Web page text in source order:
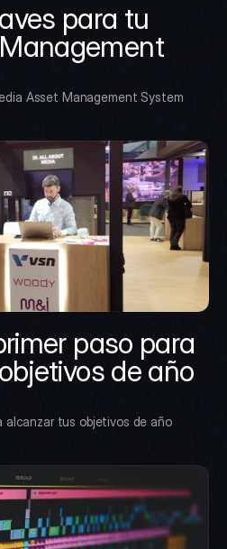
para tu
Asset Management System
paso para
de año
alcanzar tus objetivos de año